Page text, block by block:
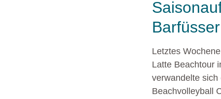
Letztes
Latte Beachtour
verwandelte
Beachvolleyball